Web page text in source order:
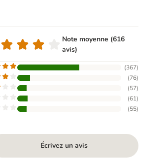
Note moyenne (616
avis)
(367)
(76)
(57)
(61)
(55)
Écrivez un avis